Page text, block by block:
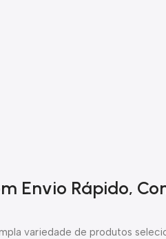
Envio Rápido,
variedade de produtos